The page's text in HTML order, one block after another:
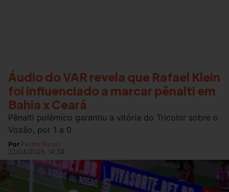
Áudio do VAR revela que Rafael Klein
foi influenciado a marcar pênalti em
Bahia x Ceará
Pênalti polêmico garantiu a vitória do Tricolor sobre o
Vozão, por 1 a 0
Por Pedro Nunes
22/04/2025 · 14:34